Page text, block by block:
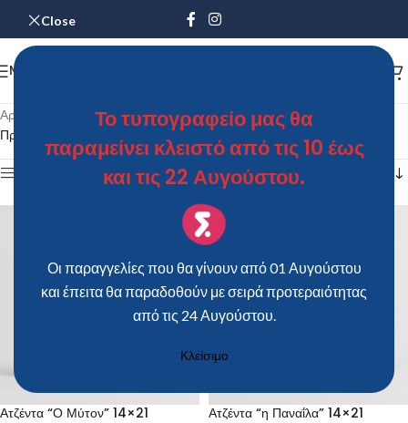
Close
Το τυπογραφείο μας θα
παραμείνει κλειστό από τις 10 έως
και τις 22 Αυγούστου.
Οι παραγγελίες που θα γίνουν από 01 Αυγούστου
και έπειτα θα παραδοθούν με σειρά προτεραιότητας
από τις 24 Αυγούστου.
Κλείσιμο
MENU
Αρχική σελίδα
Προϊόντα με ετικέτα “ατζε”
Προβάλλονται όλα - 13 αποτελέσματα
Ατζέντα “Ο Μύτον” 14×21 Ατζέντα “η Παναΐλα” 14×21